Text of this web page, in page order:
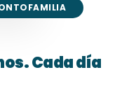
Cada día